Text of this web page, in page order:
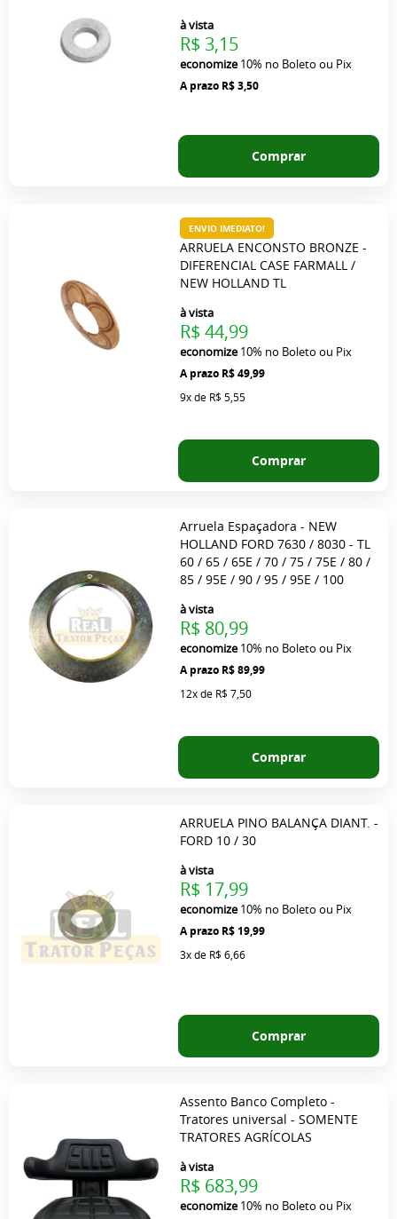
R$ 3,50
à vista
R$ 3,15
economize10% no Boleto ou Pix
Comprar
ARRUELA ENCONSTO BRONZE -
DIFERENCIAL CASE FARMALL /
NEW HOLLAND TL
R$ 49,99
à vista
R$ 44,99
economize10% no Boleto ou Pix
9xde R$ 5,55
ENVIO IMEDIATO!
Comprar
Arruela Espaçadora - NEW
HOLLAND FORD 7630 / 8030 - TL
60 / 65 / 65E / 70 / 75 / 75E / 80 /
85 / 95E / 90 / 95 / 95E / 100
R$ 89,99
à vista
R$ 80,99
economize10% no Boleto ou Pix
12xde R$ 7,50
Comprar
ARRUELA PINO BALANÇA DIANT. -
FORD 10 / 30
R$ 19,99
à vista
R$ 17,99
economize10% no Boleto ou Pix
3xde R$ 6,66
Comprar
Assento Banco Completo -
Tratores universal - SOMENTE
TRATORES AGRÍCOLAS
à vista
R$ 683,99
economize10% no Boleto ou Pix